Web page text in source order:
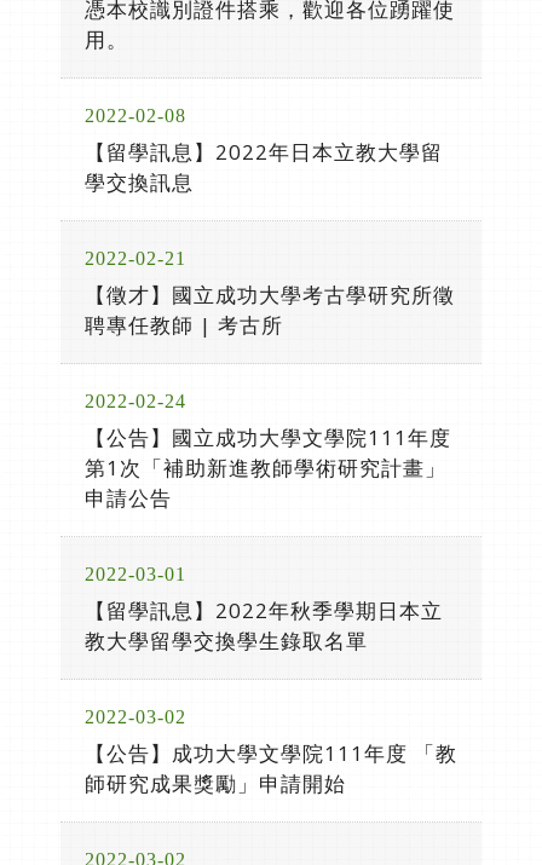
憑本校識別證件搭乘，歡迎各位踴躍使
用。
2022-02-08
【留學訊息】2022年日本立教大學留
學交換訊息
2022-02-21
【徵才】國立成功大學考古學研究所徵
聘專任教師 | 考古所
2022-02-24
【公告】國立成功大學文學院111年度
第1次「補助新進教師學術研究計畫」
申請公告
2022-03-01
【留學訊息】2022年秋季學期日本立
教大學留學交換學生錄取名單
2022-03-02
【公告】成功大學文學院111年度 「教
師研究成果獎勵」申請開始
2022-03-02